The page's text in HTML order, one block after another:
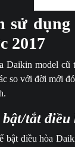
sử
2017
Daikin model cũ
so với đời mới
bật/tắt
bật điều hòa